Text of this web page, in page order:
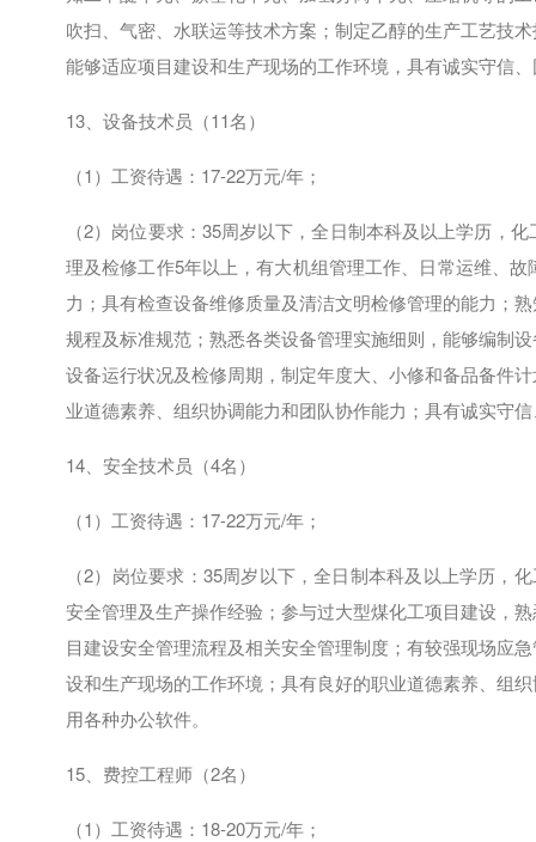
吹扫、气密、水联运等技术方案；制定乙醇的生产工艺技
能够适应项目建设和生产现场的工作环境，具有诚实守信
13、设备技术员（11名）
（1）工资待遇： 17-22万元/年；
（2）岗位要求： 35周岁以下，全日制本科及以上学历，
理及检修工作5年以上，有大机组管理工作、日常运维、
力；具有检查设备维修质量及清洁文明检修管理的能力；
规程及标准规范；熟悉各类设备管理实施细则，能够编制
设备运行状况及检修周期，制定年度大、小修和备品备件
业道德素养、组织协调能力和团队协作能力；具有诚实守
14、安全技术员（4名）
（1）工资待遇：17-22万元/年；
（2）岗位要求：35周岁以下，全日制本科及以上学历，
安全管理及生产操作经验；参与过大型煤化工项目建设，
目建设安全管理流程及相关安全管理制度；有较强现场应
设和生产现场的工作环境；具有良好的职业道德素养、组
用各种办公软件。
15、费控工程师（2名）
（1）工资待遇： 18-20万元/年；